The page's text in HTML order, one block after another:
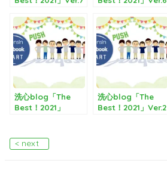
洗心blog「The
Best！2021」
洗心blog「The
Best！2021」Ver.2
< next